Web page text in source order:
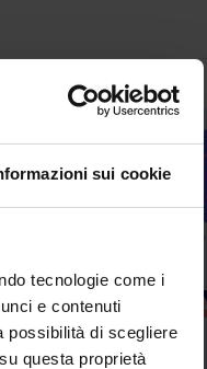
sui cookie
tecnologie come i
e contenuti
possibilità di scegliere
questa proprietà